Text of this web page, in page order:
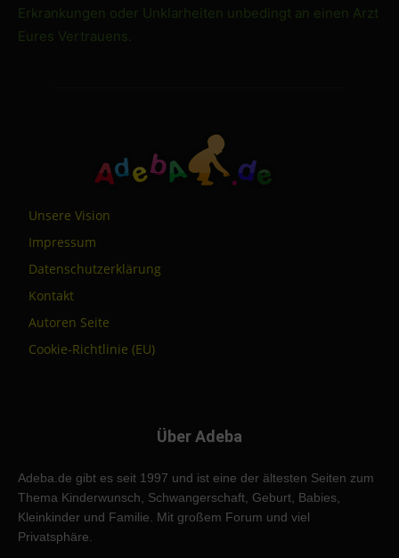
Erkrankungen oder Unklarheiten unbedingt an einen Arzt
Eures Vertrauens.
Unsere Vision
Impressum
Datenschutzerklärung
Kontakt
Autoren Seite
Cookie-Richtlinie (EU)
Über Adeba
Adeba.de gibt es seit 1997 und ist eine der ältesten Seiten zum
Thema Kinderwunsch, Schwangerschaft, Geburt, Babies,
Kleinkinder und Familie. Mit großem Forum und viel
Privatsphäre.